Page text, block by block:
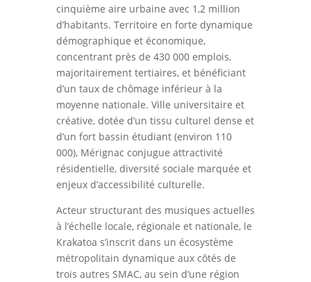
cinquième aire urbaine avec 1,2 million
d’habitants. Territoire en forte dynamique
démographique et économique,
concentrant près de 430 000 emplois,
majoritairement tertiaires, et bénéficiant
d’un taux de chômage inférieur à la
moyenne nationale. Ville universitaire et
créative, dotée d’un tissu culturel dense et
d’un fort bassin étudiant (environ 110
000), Mérignac conjugue attractivité
résidentielle, diversité sociale marquée et
enjeux d’accessibilité culturelle.
Acteur structurant des musiques actuelles
à l’échelle locale, régionale et nationale, le
Krakatoa s’inscrit dans un écosystème
métropolitain dynamique aux côtés de
trois autres SMAC, au sein d’une région